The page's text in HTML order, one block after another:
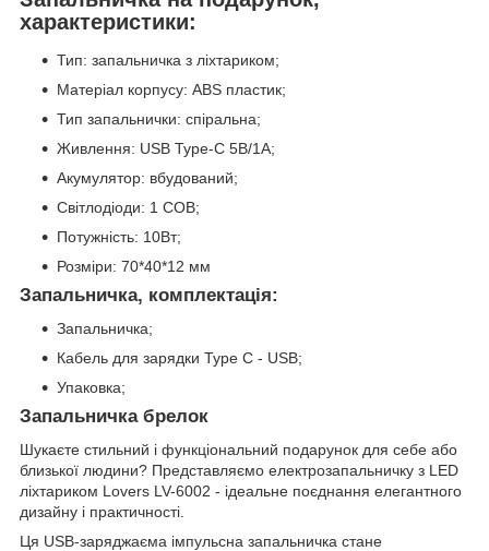
характеристики:
Тип: запальничка з ліхтариком;
Матеріал корпусу: ABS пластик;
Тип запальнички: спіральна;
Живлення: USB Type-C 5В/1A;
Акумулятор: вбудований;
Світлодіоди: 1 COB;
Потужність: 10Вт;
Розміри: 70*40*12 мм
Запальничка, комплектація:
Запальничка;
Кабель для зарядки Type C - USB;
Упаковка;
Запальничка брелок
Шукаєте стильний і функціональний подарунок для себе або
близької людини? Представляємо електрозапальничку з LED
ліхтариком Lovers LV-6002 - ідеальне поєднання елегантного
дизайну і практичності.
Ця USB-заряджаєма імпульсна запальничка стане